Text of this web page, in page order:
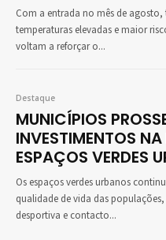
Com a entrada no mês de
temperaturas elevadas e maior
voltam a reforçar o...
Destaque
MUNICÍPIOS
INVESTIMENTOS
ESPAÇOS VERDES
Os espaços verdes urbanos
qualidade de vida das
desportiva e contacto...